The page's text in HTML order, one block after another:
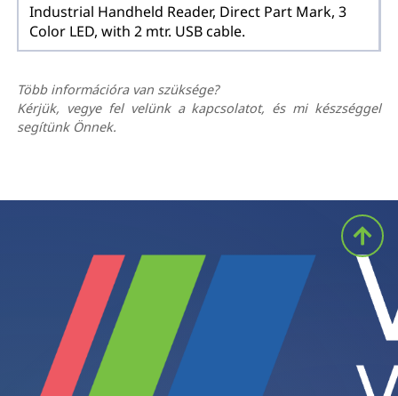
Industrial Handheld Reader, Direct Part Mark, 3
Color LED, with 2 mtr. USB cable.
Több információra van szüksége?
Kérjük, vegye fel velünk a kapcsolatot, és mi készséggel
segítünk Önnek.